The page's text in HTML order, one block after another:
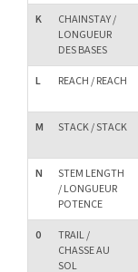
K
CHAINSTAY /
LONGUEUR
DES BASES
L REACH / REACH
M
STACK / STACK
N
STEM LENGTH
/ LONGUEUR
POTENCE
0
TRAIL /
CHASSE AU
SOL